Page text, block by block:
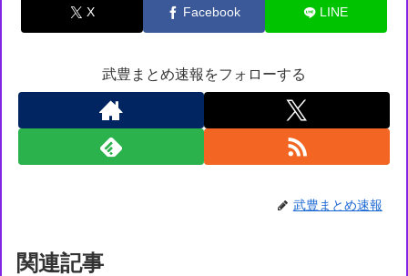
X Facebook LINE
武豊まとめ速報をフォローする
武豊まとめ速報
関連記事